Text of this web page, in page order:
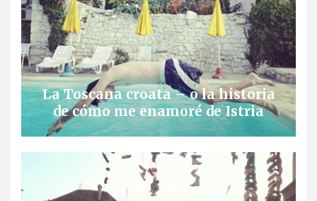
La Toscana croata – o la historia
de cómo me enamoré de Istria